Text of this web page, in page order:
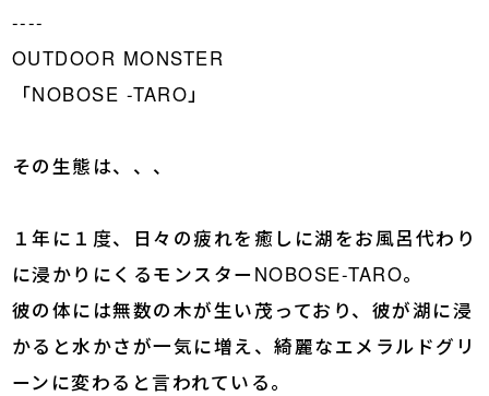
----
OUTDOOR MONSTER
「NOBOSE -TARO」
その生態は、、、
１年に１度、日々の疲れを癒しに湖をお風呂代わり
に浸かりにくるモンスターNOBOSE-TARO。
彼の体には無数の木が生い茂っており、彼が湖に浸
かると水かさが一気に増え、綺麗なエメラルドグリ
ーンに変わると言われている。